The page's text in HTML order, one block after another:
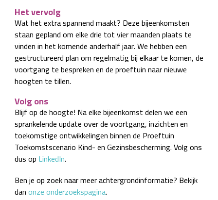
Het vervolg
Wat het extra spannend maakt? Deze bijeenkomsten
staan gepland om elke drie tot vier maanden plaats te
vinden in het komende anderhalf jaar. We hebben een
gestructureerd plan om regelmatig bij elkaar te komen, de
voortgang te bespreken en de proeftuin naar nieuwe
hoogten te tillen.
Volg ons
Blijf op de hoogte! Na elke bijeenkomst delen we een
sprankelende update over de voortgang, inzichten en
toekomstige ontwikkelingen binnen de Proeftuin
Toekomstscenario Kind- en Gezinsbescherming. Volg ons
dus op LinkedIn.
Ben je op zoek naar meer achtergrondinformatie? Bekijk
danonze onderzoekspagina.